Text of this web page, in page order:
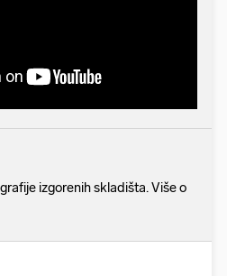
izgorenih skladišta. Više o